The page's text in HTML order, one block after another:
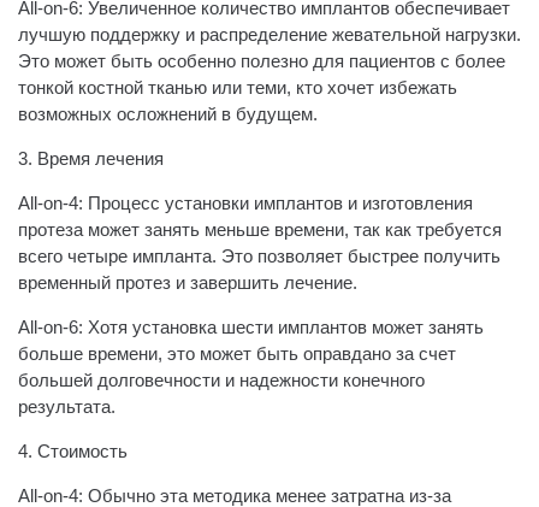
All-on-6: Увеличенное количество имплантов обеспечивает
лучшую поддержку и распределение жевательной нагрузки.
Это может быть особенно полезно для пациентов с более
тонкой костной тканью или теми, кто хочет избежать
возможных осложнений в будущем.
3. Время лечения
All-on-4: Процесс установки имплантов и изготовления
протеза может занять меньше времени, так как требуется
всего четыре импланта. Это позволяет быстрее получить
временный протез и завершить лечение.
All-on-6: Хотя установка шести имплантов может занять
больше времени, это может быть оправдано за счет
большей долговечности и надежности конечного
результата.
4. Стоимость
All-on-4: Обычно эта методика менее затратна из-за